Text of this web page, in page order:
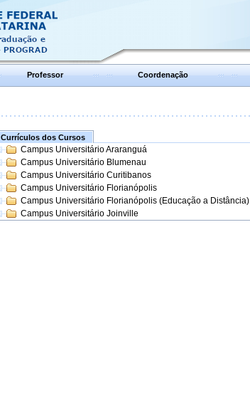
Professor Coordenação
Currículos dos Cursos
Campus Universitário Araranguá
Campus Universitário Blumenau
Campus Universitário Curitibanos
Campus Universitário Florianópolis
Campus Universitário Florianópolis (Educação a Distância)
Campus Universitário Joinville